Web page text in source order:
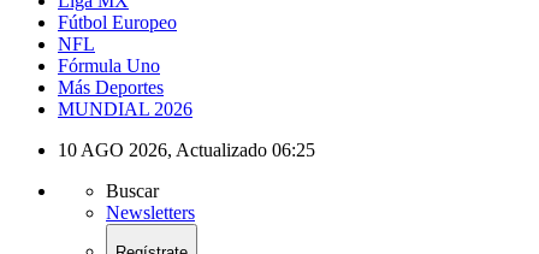
Fútbol Europeo
NFL
Fórmula Uno
Más Deportes
MUNDIAL 2026
10 AGO 2026, Actualizado 06:25
Buscar
Newsletters